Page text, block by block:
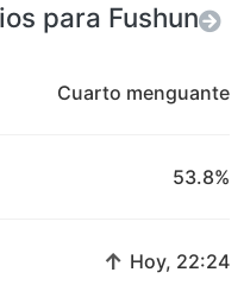
para Fushun
Cuarto menguante
53.8%
↑ Hoy, 22:24